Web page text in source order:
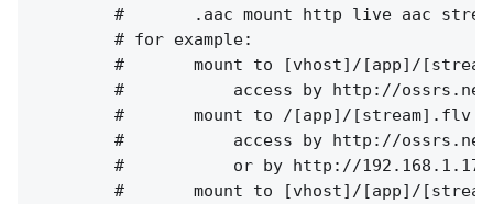
#       .aac mount http live aac
        # for example:
#       mount to [vhost]/[app]/
#           access by http://
        #       mount to /[app]/[stream].flv
#           access by http://
#           or by http://
#       mount to [vhost]/[app]/